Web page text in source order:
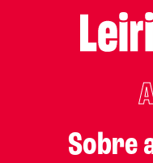
Sobre